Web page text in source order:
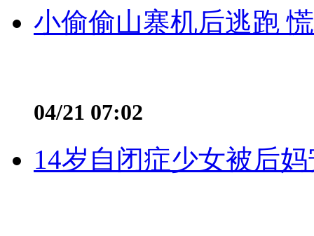
小偷偷山寨机后逃跑
04/21 07:02
14岁自闭症少女被后